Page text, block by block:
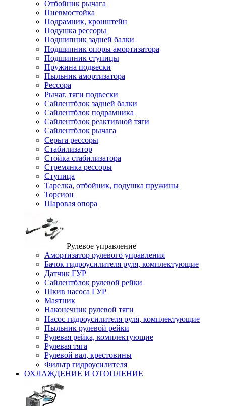
Отбойник рычага
Пневмостойка
Подрамник, кронштейн
Подушка рессоры
Подшипник задней балки
Подшипник опоры амортизатора
Подшипник ступицы
Пружина подвески
Пыльник амортизатора
Рессора
Рычаг, тяги подвески
Сайлентблок задней балки
Сайлентблок подрамника
Сайлентблок реактивной тяги
Сайлентблок рычага
Серьга рессоры
Стабилизатор
Стойка стабилизатора
Стремянка рессоры
Ступица
Тарелка, отбойник, подушка пружины
Торсион
Шаровая опора
Рулевое управление
Амортизатор рулевого управления
Бачок гидроусилителя руля, комплектующие
Датчик ГУР
Сайлентблок рулевой рейки
Шкив насоса ГУР
Маятник
Наконечник рулевой тяги
Насос гидроусилителя руля, комплектующие
Пыльник рулевой рейки
Рулевая рейка, комплектующие
Рулевая тяга
Рулевой вал, крестовины
Фильтр гидроусилителя
ОХЛАЖДЕНИЕ И ОТОПЛЕНИЕ